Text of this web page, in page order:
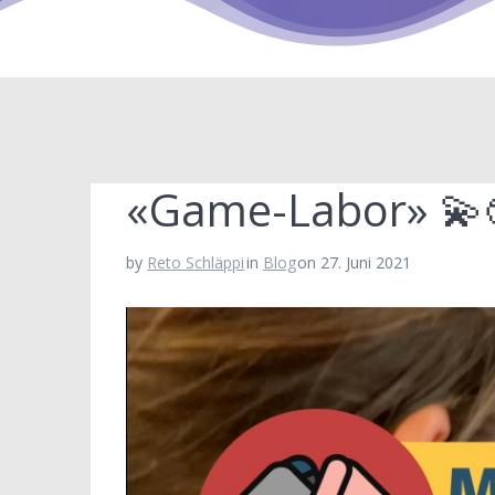
«Game-Labor»
by Reto Schläppiin Blogon 27. Juni 2021